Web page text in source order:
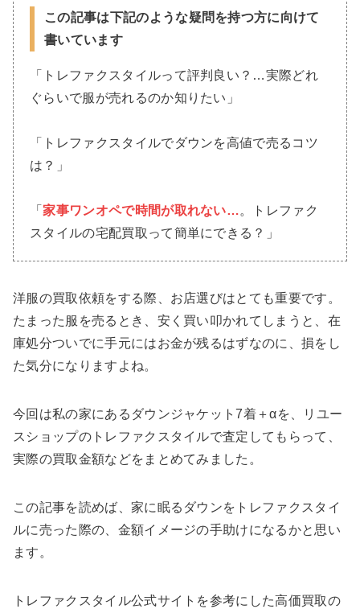
この記事は下記のような疑問を持つ方に向けて
書いています
「トレファクスタイルって評判良い？…実際どれ
ぐらいで服が売れるのか知りたい」
「トレファクスタイルでダウンを高値で売るコツ
は？」
「家事ワンオペで時間が取れない…。トレファク
スタイルの宅配買取って簡単にできる？」
洋服の買取依頼をする際、お店選びはとても重要です。
たまった服を売るとき、安く買い叩かれてしまうと、在
庫処分ついでに手元にはお金が残るはずなのに、損をし
た気分になりますよね。
今回は私の家にあるダウンジャケット7着＋αを、リユー
スショップのトレファクスタイルで査定してもらって、
実際の買取金額などをまとめてみました。
この記事を読めば、家に眠るダウンをトレファクスタイ
ルに売った際の、金額イメージの手助けになるかと思い
ます。
トレファクスタイル公式サイトを参考にした高価買取の